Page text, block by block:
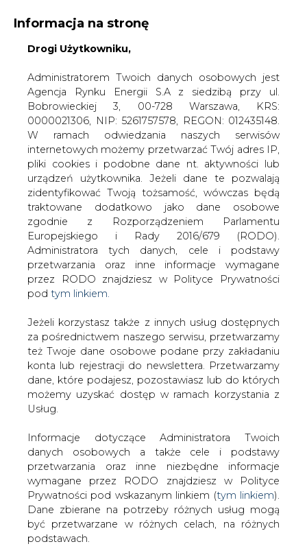
KONTAKT:
WYDAWCA PORTALU:
WYSOKI KONTRAST A A
ZALOGUJ SIĘ
WŁĄCZ CIRE.TV
Informacja na stronę
Drogi Użytkowniku,
Administratorem Twoich danych osobowych jest
Agencja Rynku Energii S.A z siedzibą przy ul.
Bobrowieckiej 3, 00-728 Warszawa, KRS:
0000021306, NIP: 5261757578, REGON: 012435148.
W ramach odwiedzania naszych serwisów
internetowych możemy przetwarzać Twój adres IP,
pliki cookies i podobne dane nt. aktywności lub
urządzeń użytkownika. Jeżeli dane te pozwalają
zidentyfikować Twoją tożsamość, wówczas będą
traktowane dodatkowo jako dane osobowe
zgodnie z Rozporządzeniem Parlamentu
Europejskiego i Rady 2016/679 (RODO).
Administratora tych danych, cele i podstawy
przetwarzania oraz inne informacje wymagane
przez RODO znajdziesz w Polityce Prywatności
pod tym linkiem.
Jeżeli korzystasz także z innych usług dostępnych
za pośrednictwem naszego serwisu, przetwarzamy
też Twoje dane osobowe podane przy zakładaniu
konta lub rejestracji do newslettera. Przetwarzamy
dane, które podajesz, pozostawiasz lub do których
możemy uzyskać dostęp w ramach korzystania z
Usług.
Informacje dotyczące Administratora Twoich
danych osobowych a także cele i podstawy
przetwarzania oraz inne niezbędne informacje
wymagane przez RODO znajdziesz w Polityce
Prywatności pod wskazanym linkiem (tym linkiem).
Dane zbierane na potrzeby różnych usług mogą
być przetwarzane w różnych celach, na różnych
podstawach.
Strona główna RYNEK PALIW
Zamienią rzepak na
paliwo
2006-07-11 00:00
skomentuj
udostępnij:
Zamienią rzepak na paliwo